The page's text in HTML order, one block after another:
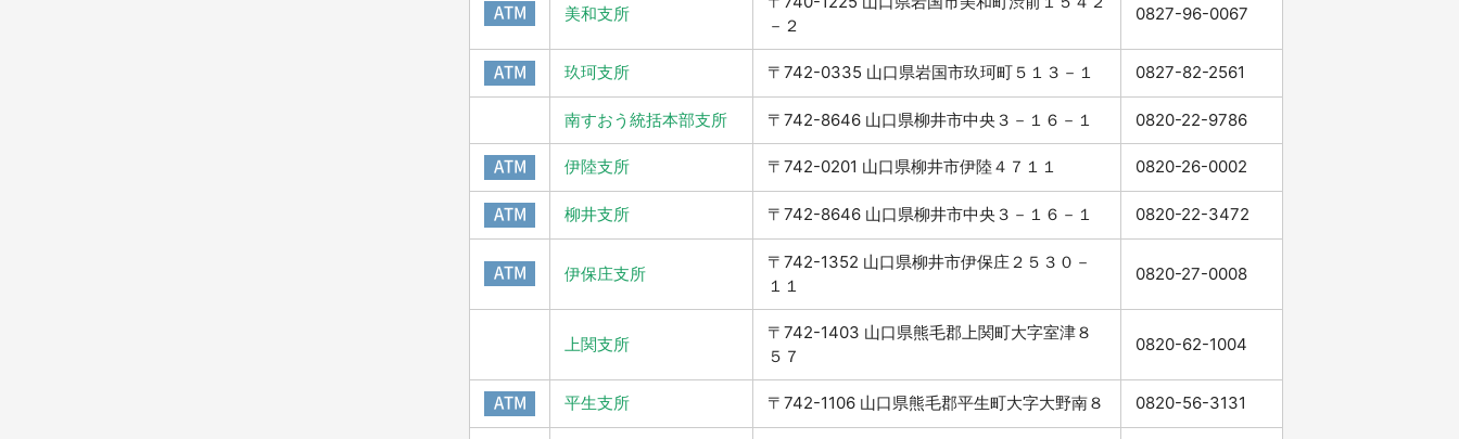
ATM 美和支所
－２
0827-96-0067
ATM 玖珂支所 〒742-0335 山口県岩国市玖珂町５１３－１ 0827-82-2561
南すおう統括本部支所 〒742-8646 山口県柳井市中央３－１６－１ 0820-22-9786
ATM 伊陸支所 〒742-0201 山口県柳井市伊陸４７１１ 0820-26-0002
ATM 柳井支所 〒742-8646 山口県柳井市中央３－１６－１ 0820-22-3472
ATM 伊保庄支所
〒742-1352 山口県柳井市伊保庄２５３０－
１１
0820-27-0008
上関支所
〒742-1403 山口県熊毛郡上関町大字室津８
５７
0820-62-1004
ATM 平生支所 〒742-1106 山口県熊毛郡平生町大字大野南８ 0820-56-3131